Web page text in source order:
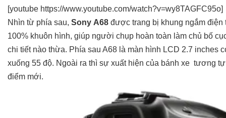
[youtube https://www.youtube.com/watch?v=wy8TAGFC95o]
Nhìn từ phía sau, Sony A68 được trang bị khung ngắm
100% khuôn hình, giúp người chụp hoàn toàn làm chủ bố
chi tiết nào thừa. Phía sau A68 là màn hình LCD 2.7 inches
xuống 55 độ. Ngoài ra thì sự xuất hiện của bánh xe tương
điểm mới.